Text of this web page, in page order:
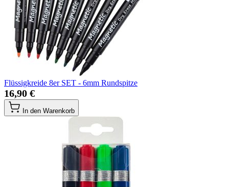
Flüssigkreide 8er SET - 6mm Rundspitze
16,90 €
In den Warenkorb